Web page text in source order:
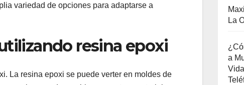
variedad de opciones para adaptarse a
resina epoxi
La resina epoxi se puede verter en moldes de
La
a